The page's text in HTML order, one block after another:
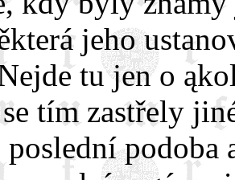
jeho
tu jen o
tím zastřely
podoba